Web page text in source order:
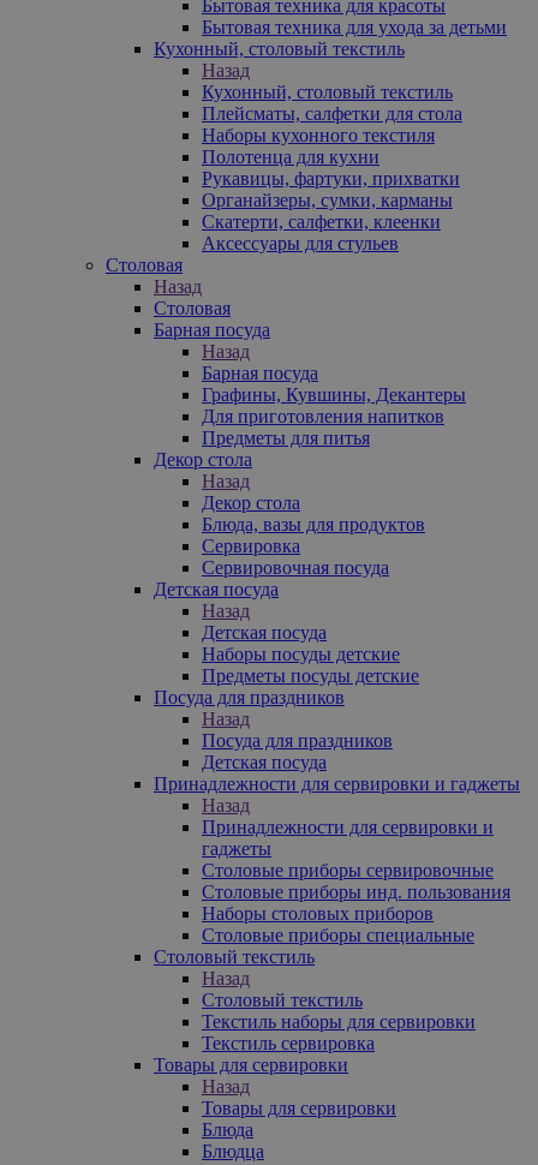
Бытовая техника для красоты
Бытовая техника для ухода за детьми
Кухонный, столовый текстиль
Назад
Кухонный, столовый текстиль
Плейсматы, салфетки для стола
Наборы кухонного текстиля
Полотенца для кухни
Рукавицы, фартуки, прихватки
Органайзеры, сумки, карманы
Скатерти, салфетки, клеенки
Аксессуары для стульев
Столовая
Назад
Столовая
Барная посуда
Назад
Барная посуда
Графины, Кувшины, Декантеры
Для приготовления напитков
Предметы для питья
Декор стола
Назад
Декор стола
Блюда, вазы для продуктов
Сервировка
Сервировочная посуда
Детская посуда
Назад
Детская посуда
Наборы посуды детские
Предметы посуды детские
Посуда для праздников
Назад
Посуда для праздников
Детская посуда
Принадлежности для сервировки и гаджеты
Назад
Принадлежности для сервировки и
гаджеты
Столовые приборы сервировочные
Столовые приборы инд. пользования
Наборы столовых приборов
Столовые приборы специальные
Столовый текстиль
Назад
Столовый текстиль
Текстиль наборы для сервировки
Текстиль сервировка
Товары для сервировки
Назад
Товары для сервировки
Блюда
Блюдца